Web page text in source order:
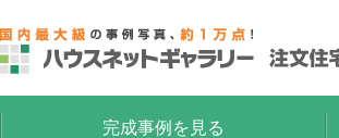
完成事例を見る